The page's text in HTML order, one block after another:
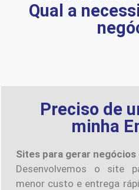
Qual a
Preciso de
minha
Sites para gerar negócios
Desenvolvemos o site
menor custo e entrega